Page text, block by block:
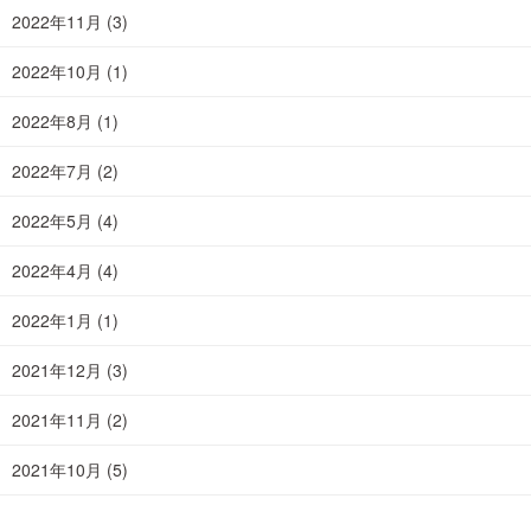
2022年11月 (3)
2022年10月 (1)
2022年8月 (1)
2022年7月 (2)
2022年5月 (4)
2022年4月 (4)
2022年1月 (1)
2021年12月 (3)
2021年11月 (2)
2021年10月 (5)